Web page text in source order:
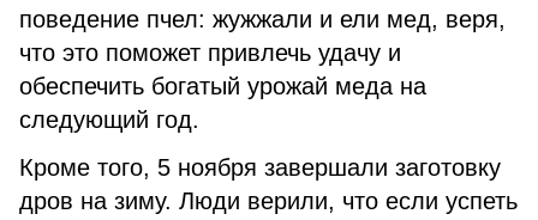
поведение пчел: жужжали и ели мед, веря,
что это поможет привлечь удачу и
обеспечить богатый урожай меда на
следующий год.
Кроме того, 5 ноября завершали заготовку
дров на зиму. Люди верили, что если успеть